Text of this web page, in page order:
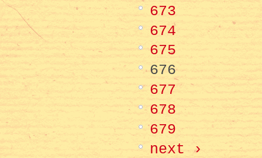
673
674
675
676
677
678
679
next ›